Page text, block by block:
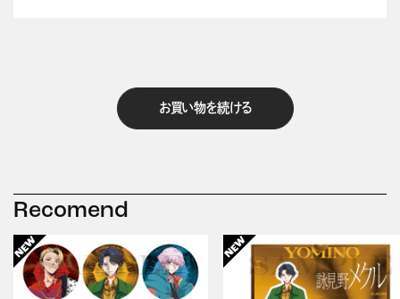
お買い物を続ける
Recomend